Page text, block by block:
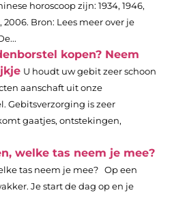
horoscoop zijn: 1934, 1946,
2006. Bron: Lees meer over je
kopen? Neem
U houdt uw gebit zeer schoon
aanschaft uit onze
Gebitsverzorging is zeer
gaatjes, ontstekingen,
welke tas neem je mee?
tas neem je mee? Op een
Je start de dag op en je